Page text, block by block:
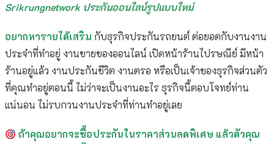
Srikrungnetwork ประกันออนไลน์รูปแบบใหม่
อยากหารายได้เสริม กับธุรกิจประกันรถยนต์ ต่อยอดกับงานงาน
ประจำที่ทำอยู่ งานขายของออนไลน์ เปิดหน้าร้านไปรษณีย์ มีหน้า
ร้านอยู่แล้ว งานประกันชีวิต งานตรอ หรือเป็นเจ้าของธุรกิจส่วนตัว
ที่คุณทำอยู่ตอนนี้ ไม่ว่าจะเป็นงานอะไร ธุรกิจนี้ตอบโจทย์ท่าน
แน่นอน ไม่รบกวนงานประจำที่ท่านทำอยู่เลย
ถ้าคุณอยากจะซื้อประกันในราคาส่วนลดพิเศษ แล้วตัวคุณ